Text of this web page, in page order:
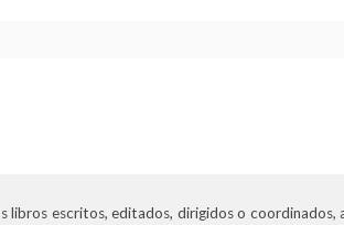
libros escritos, editados, dirigidos o